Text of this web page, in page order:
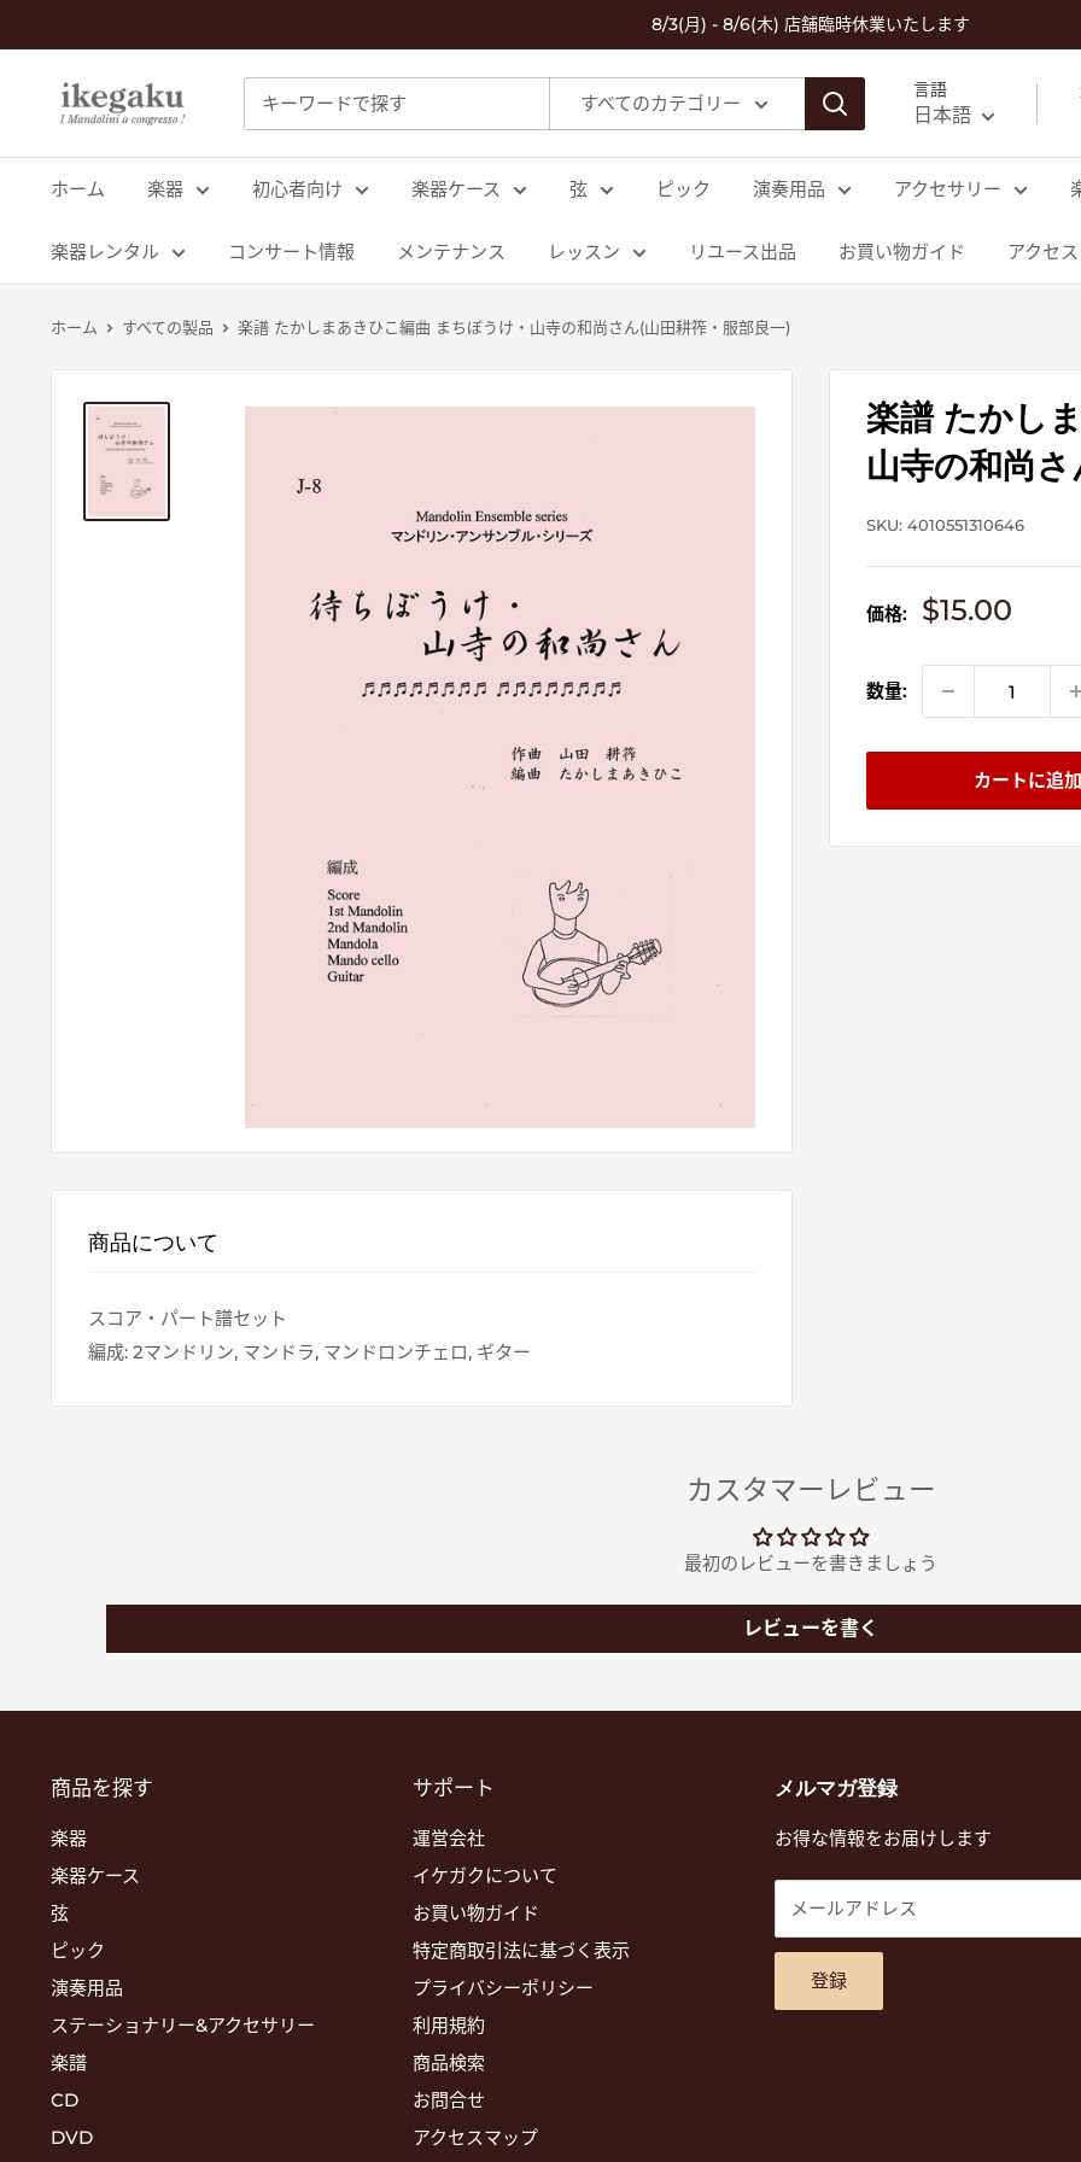
ン
ッ
8/3(月) - 8/6(木) 店舗臨時休業いたします
Mandolin
&
Guitar
Shop
すべてのカテゴリー
言語
日本語
ホーム 楽器 初心者向け 楽器ケース 弦 ピック 演奏用品 アクセサリー
楽器レンタル コンサート情報 メンテナンス レッスン リユース出品 お買い物ガイド アクセス
ホーム すべての製品 楽譜 たかしまあきひこ編曲 まちぼうけ・山寺の和尚さん(山田耕筰・服部良一)
楽譜 たかし
山寺の和尚
SKU: 4010551310646
価格:
販
価
格
$15.00
数量:
カートに追加
商品について
スコア・パート譜セット
編成: 2マンドリン, マンドラ, マンドロンチェロ, ギター
カスタマーレビュー
最初のレビューを書きましょう
レビューを書く
商品を探す
楽器
楽器ケース
弦
ピック
演奏用品
ステーショナリー&アクセサリー
楽譜
CD
DVD
サポート
運営会社
イケガクについて
お買い物ガイド
特定商取引法に基づく表示
プライバシーポリシー
利用規約
商品検索
お問合せ
アクセスマップ
メルマガ登録
お得な情報をお届けします
メールアドレス
登録